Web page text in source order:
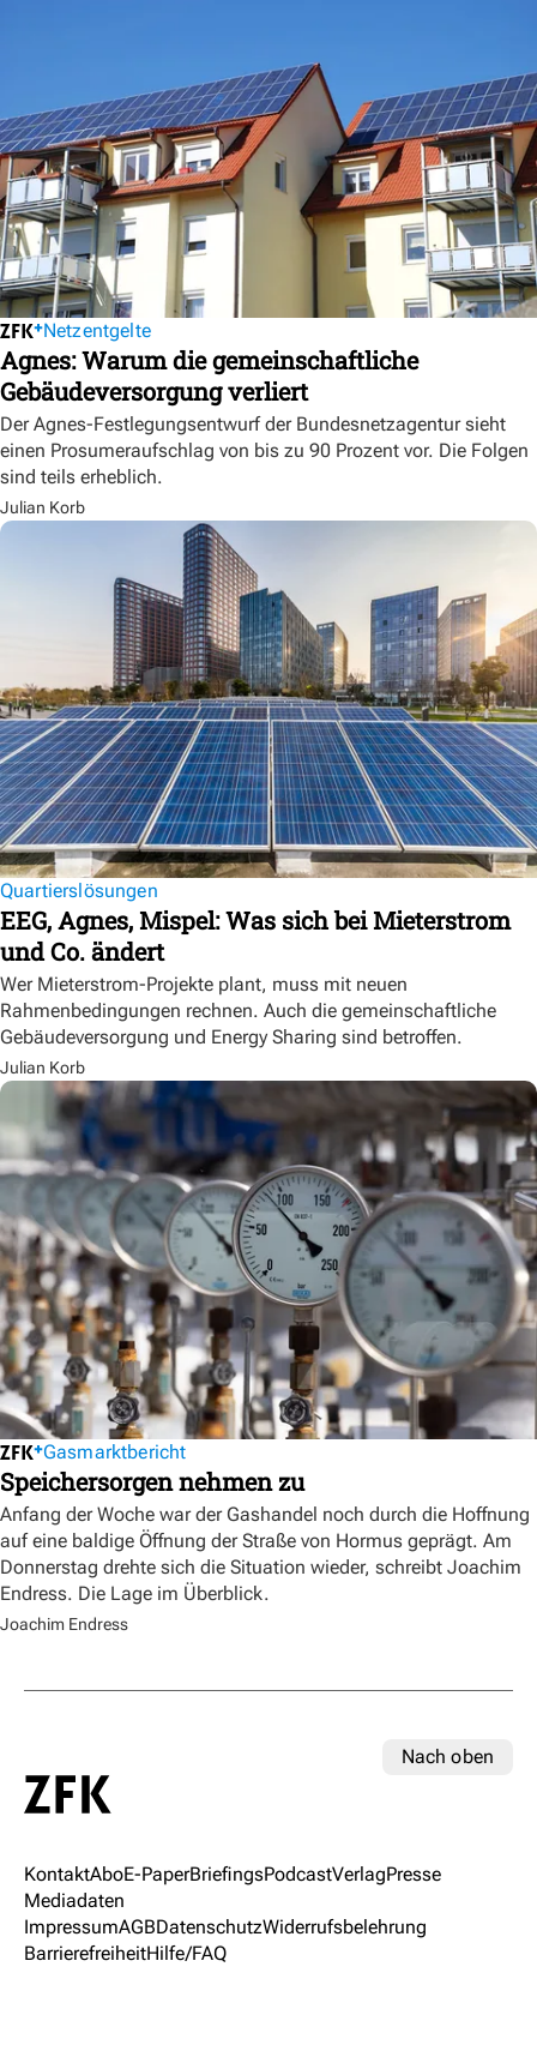
Netzentgelte
Agnes: Warum die gemeinschaftliche
Gebäudeversorgung verliert
Der Agnes-Festlegungsentwurf der Bundesnetzagentur sieht
einen Prosumeraufschlag von bis zu 90 Prozent vor. Die Folgen
sind teils erheblich.
Julian Korb
Quartierslösungen
EEG, Agnes, Mispel: Was sich bei Mieterstrom
und Co. ändert
Wer Mieterstrom-Projekte plant, muss mit neuen
Rahmenbedingungen rechnen. Auch die gemeinschaftliche
Gebäudeversorgung und Energy Sharing sind betroffen.
Julian Korb
Gasmarktbericht
Speichersorgen nehmen zu
Anfang der Woche war der Gashandel noch durch die Hoffnung
auf eine baldige Öffnung der Straße von Hormus geprägt. Am
Donnerstag drehte sich die Situation wieder, schreibt Joachim
Endress. Die Lage im Überblick.
Joachim Endress
Nach oben
KontaktAboE-PaperBriefingsPodcastVerlagPresse
Mediadaten
ImpressumAGBDatenschutzWiderrufsbelehrung
BarrierefreiheitHilfe/FAQ